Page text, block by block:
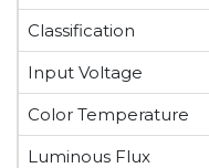
Classification
Input Voltage
Color Temperature
Luminous Flux